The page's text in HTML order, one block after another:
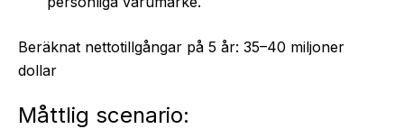
Beräknat nettotillgångar på 5 år: 35–40 miljoner
dollar
Måttlig scenario: